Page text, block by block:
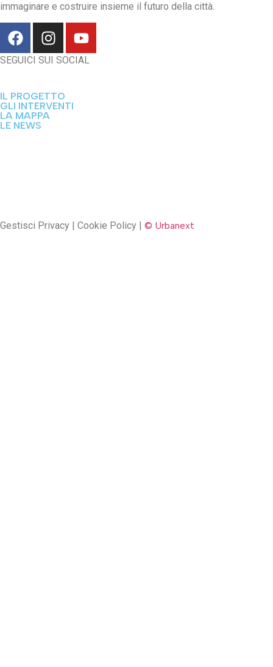
immaginare e costruire insieme il futuro della città.
SEGUICI SUI SOCIAL
IL PROGETTO
GLI INTERVENTI
LA MAPPA
LE NEWS
Gestisci Privacy | Cookie Policy | © Urbanext